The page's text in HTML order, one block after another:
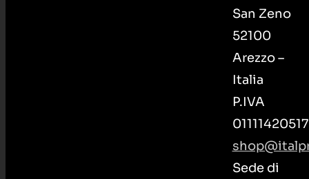
San Zeno
52100
Arezzo –
Italia
P.IVA
01111420517
Sede di